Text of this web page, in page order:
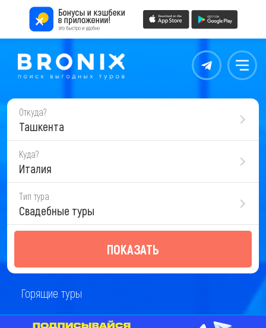
Контакты Меню
Откуда?
Ташкента
Куда?
Италия
Тип тура
Свадебные туры
ПОКАЗАТЬ
Горящие туры